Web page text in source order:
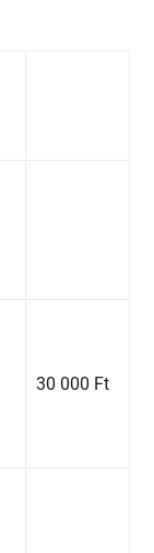
30 000 Ft